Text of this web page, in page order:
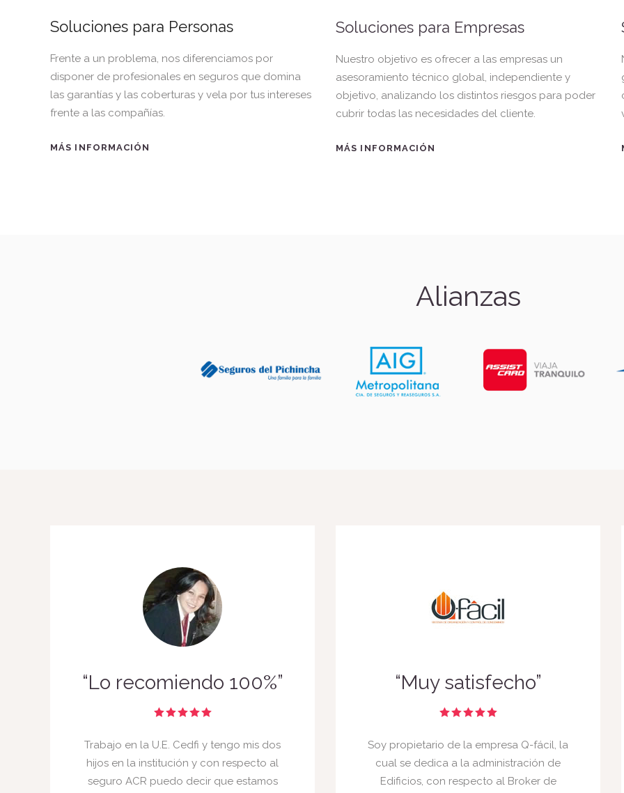
Soluciones para Personas
Frente a un problema, nos diferenciamos por
disponer de profesionales en seguros que domina
las garantías y las coberturas y vela por tus intereses
frente a las compañías.
MÁS INFORMACIÓN
Soluciones para Empresas
Nuestro objetivo es ofrecer a las empresas un
asesoramiento técnico global, independiente y
objetivo, analizando los distintos riesgos para poder
cubrir todas las necesidades del cliente.
MÁS INFORMACIÓN
Alianzas
“Lo recomiendo 100%”
Trabajo en la U.E. Cedfi y tengo mis dos
hijos en la institución y con respecto al
seguro ACR puedo decir que estamos
“Muy satisfecho”
Soy propietario de la empresa Q-fácil, la
cual se dedica a la administración de
Edificios, con respecto al Broker de